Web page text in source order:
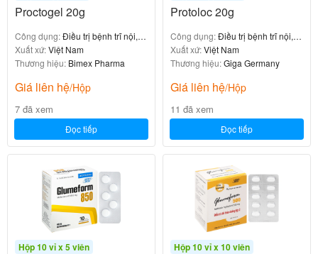
Acid clavulanic là một hợp chất beta-lactam, có liên
quan về mặt cấu trúc với các penicillin.
Cơ chế:
Acid clavulanic có khả năngức chế không hồi
các enzym beta-lactamase do vi khuẩn
kháng thuốc tiết ra.
Bằng cách vô hiệu hóa các enzym này, acid
clavulanicbảo vệ amoxicillin
khỏi bị phá hủy, mở
rộng phổ kháng khuẩn của amoxicillin để bao gồm
cả những vi khuẩn vốn đề kháng với amoxicillin
đơn thuần.
Proctogel 20g
Công dụng:Điều trị bệnh trĩ nội, trĩ
ngoại
Xuất xứ:Việt Nam
Thương hiệu: Bimex Pharma
Giá liên hệ/Hộp
7 đã xem
Đọc tiếp
Protoloc 20g
Công dụng:Điều trị bệnh trĩ nội, trĩ
ngoại
Xuất xứ:Việt Nam
Thương hiệu:Giga Germany
Giá liên hệ/Hộp
11 đã xem
Đọc tiếp
Hộp 10 vỉ x 5 viên Hộp 10 vỉ x 10 viên